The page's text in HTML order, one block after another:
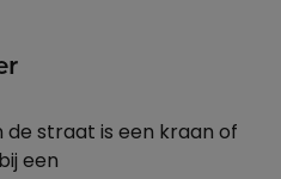
de straat is een kraan of
een